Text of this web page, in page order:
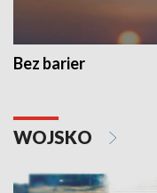
Bez barier
WOJSKO